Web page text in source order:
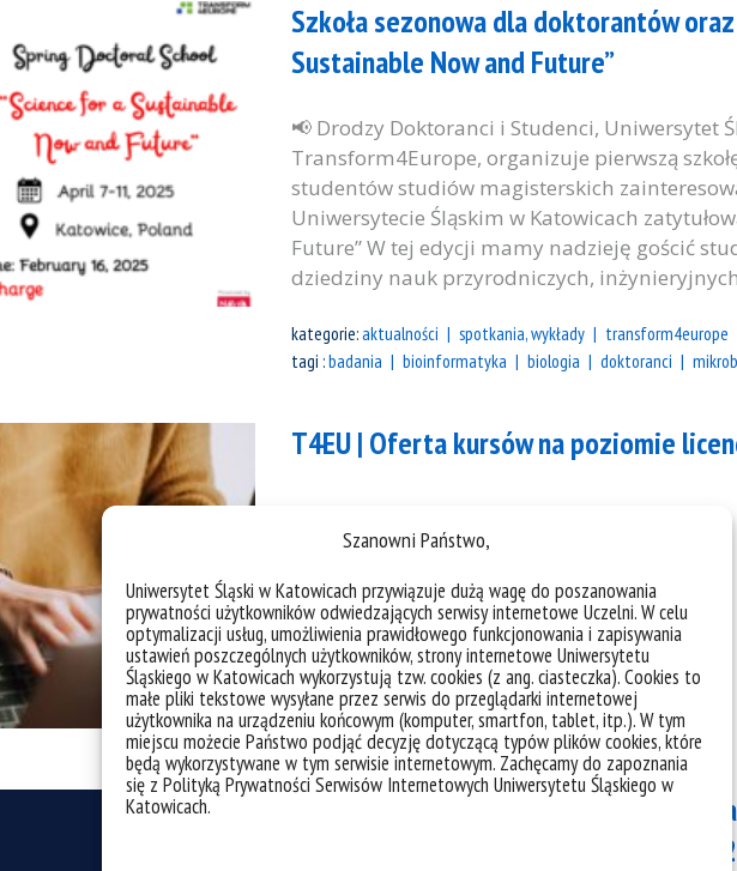
Szanowni Państwo,
Uniwersytet Śląski w Katowicach przywiązuje dużą wagę do poszanowania
prywatności użytkowników odwiedzających serwisy internetowe Uczelni. W celu
optymalizacji usług, umożliwienia prawidłowego funkcjonowania i zapisywania
ustawień poszczególnych użytkowników, strony internetowe Uniwersytetu
Śląskiego w Katowicach wykorzystują tzw. cookies (z ang. ciasteczka). Cookies to
małe pliki tekstowe wysyłane przez serwis do przeglądarki internetowej
użytkownika na urządzeniu końcowym (komputer, smartfon, tablet, itp.). W tym
miejscu możecie Państwo podjąć decyzję dotyczącą typów plików cookies, które
będą wykorzystywane w tym serwisie internetowym. Zachęcamy do zapoznania
się z Polityką Prywatności Serwisów Internetowych Uniwersytetu Śląskiego w
Katowicach.
Szkoła sezonowa dla doktorantów
Sustainable Now and Future”
📢 Drodzy Doktoranci i Studenci, Uniwersytet
Transform4Europe, organizuje pierwszą
studentów studiów magisterskich
Uniwersytecie Śląskim w Katowicach
Future” W tej edycji mamy nadzieję gościć
dziedziny nauk przyrodniczych,
kategorie:aktualności spotkania, wykłady transform4europe
tagi :badania bioinformatyka biologia doktoranci
T4EU | Oferta kursów na poziomie
kategorie:aktualności informacje
Stypendium Ministra Edukacji i Nauki
studentów na rok akademicki 2023/